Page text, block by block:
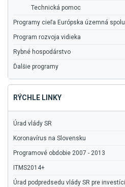
Technická pomoc
Programy cieľa Európska územná
Program rozvoja vidieka
Rybné hospodárstvo
Ďalšie programy
RÝCHLE LINKY
Úrad vlády SR
Koronavírus na Slovensku
Programové obdobie 2007 - 2013
ITMS2014+
Úrad podpredsedu vlády SR pre